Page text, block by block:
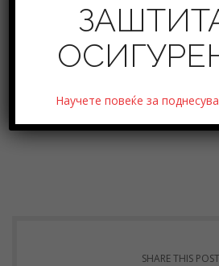
SHARE THIS POST
Научете повеќе за